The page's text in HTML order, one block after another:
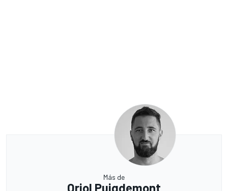
Más de
Oriol Puigdemont